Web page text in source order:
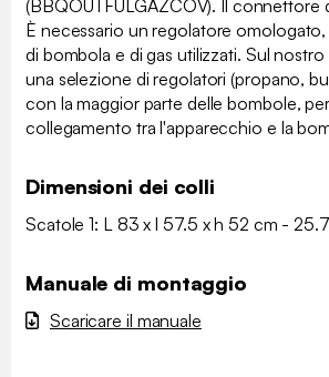
(BBQOUTFULGAZCOV). Il connettore
È necessario un regolatore
di bombola e di gas utilizzati. Sul
una selezione di regolatori (propano,
con la maggior parte delle bombole,
collegamento tra l'apparecchio e la
Dimensioni dei colli
Scatole 1: L 83 x l 57.5 x h 52 cm -
Manuale di montaggio
Scaricare il manuale